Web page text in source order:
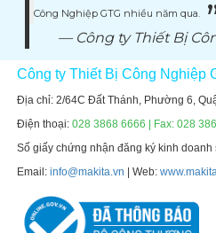
Công Nghiệp GTG nhiều năm qua.
Công ty Thiết Bị
Công ty Thiết Bị Công Nghiệp
Địa chỉ: 2/64C Đất Thánh, Phường 6,
Điện thoại:028 3868 6666 | Fax: 028
Số giấy chứng nhận đăng ký kinh
Email:info@makita.vn | Web: